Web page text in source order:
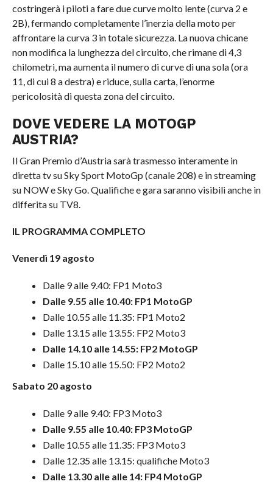
costringerà i piloti a fare due curve molto lente (curva 2 e
2B), fermando completamente l’inerzia della moto per
affrontare la curva 3 in totale sicurezza. La nuova chicane
non modifica la lunghezza del circuito, che rimane di 4,3
chilometri, ma aumenta il numero di curve di una sola (ora
11, di cui 8 a destra) e riduce, sulla carta, l’enorme
pericolosità di questa zona del circuito.
DOVE VEDERE LA MOTOGP
AUSTRIA?
Il Gran Premio d’Austria sarà trasmesso interamente in
diretta tv su Sky Sport MotoGp (canale 208) e in streaming
su NOW e Sky Go. Qualifiche e gara saranno visibili anche in
differita su TV8.
IL PROGRAMMA COMPLETO
Venerdì 19 agosto
Dalle 9 alle 9.40: FP1 Moto3
Dalle 9.55 alle 10.40: FP1 MotoGP
Dalle 10.55 alle 11.35: FP1 Moto2
Dalle 13.15 alle 13.55: FP2 Moto3
Dalle 14.10 alle 14.55: FP2 MotoGP
Dalle 15.10 alle 15.50: FP2 Moto2
Sabato 20 agosto
Dalle 9 alle 9.40: FP3 Moto3
Dalle 9.55 alle 10.40: FP3 MotoGP
Dalle 10.55 alle 11.35: FP3 Moto3
Dalle 12.35 alle 13.15: qualifiche Moto3
Dalle 13.30 alle alle 14: FP4 MotoGP